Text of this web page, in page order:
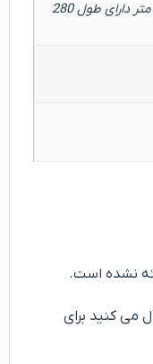
• شاخه ها در عرض های 15 و 24 سانتی متر دارای طول 280
نشده است.
می کنید برای